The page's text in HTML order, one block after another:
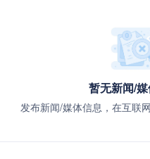
暂无新闻/
发布新闻/媒体信息，在互联